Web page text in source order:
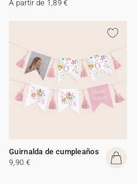
A partir de 1,89 €
Guirnalda de cumpleaños
9,90 €